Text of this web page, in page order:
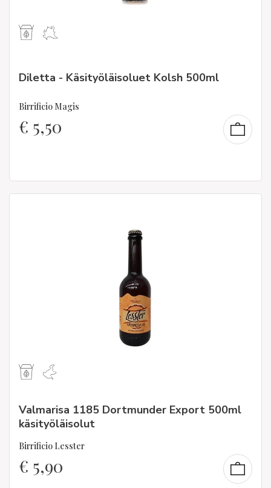
Diletta - Käsityöläisoluet Kolsh 500ml
Birrificio Magis
€ 5,50
Valmarisa 1185 Dortmunder Export 500ml
käsityöläisolut
Birrificio Lesster
€ 5,90